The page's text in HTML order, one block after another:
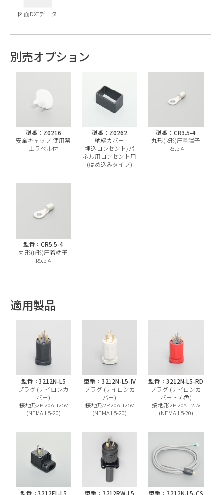
図面DXFデータ
別売オプション
型番：Z0216
安全キャップ 使用禁
止ラベル付
型番：Z0262
絶縁カバー
埋込コンセント/パ
ネル用コンセント用
(はめ込みタイプ)
型番：CR3.5-4
丸形(R形)圧着端子
R3.5.4
型番：CR5.5-4
丸形(R形)圧着端子
R5.5.4
適用製品
型番：3212N-L5
プラグ (ナイロンカ
バー)
接地形2P 20A 125V
(NEMA L5-20)
型番：3212N-L5-IV
プラグ (ナイロンカ
バー)
接地形2P 20A 125V
(NEMA L5-20)
型番：3212N-L5-RD
プラグ (ナイロンカ
バー・赤色)
接地形2P 20A 125V
(NEMA L5-20)
型番：3212EL-L5
型番：3212RW-L5
型番：3212N-L5-CS